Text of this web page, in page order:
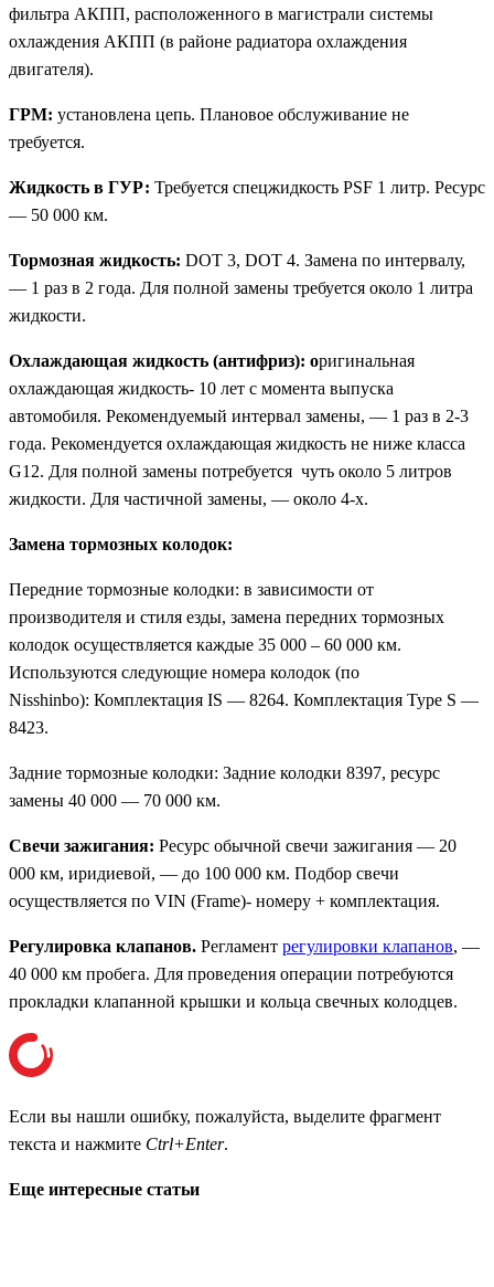
фильтра АКПП, расположенного в магистрали системы
охлаждения АКПП (в районе радиатора охлаждения
двигателя).
ГРМ: установлена цепь. Плановое обслуживание не
требуется.
Жидкость в ГУР: Требуется спецжидкость PSF 1 литр. Ресурс
— 50 000 км.
Тормозная жидкость: DOT 3, DOT 4. Замена по интервалу,
— 1 раз в 2 года. Для полной замены требуется около 1 литра
жидкости.
Охлаждающая жидкость (антифриз): оригинальная
охлаждающая жидкость- 10 лет с момента выпуска
автомобиля. Рекомендуемый интервал замены, — 1 раз в 2-3
года. Рекомендуется охлаждающая жидкость не ниже класса
G12. Для полной замены потребуется чуть около 5 литров
жидкости. Для частичной замены, — около 4-х.
Замена тормозных колодок:
Передние тормозные колодки: в зависимости от
производителя и стиля езды, замена передних тормозных
колодок осуществляется каждые 35 000 – 60 000 км.
Используются следующие номера колодок (по
Nisshinbo): Комплектация IS — 8264. Комплектация Type S —
8423.
Задние тормозные колодки: Задние колодки 8397, ресурс
замены 40 000 — 70 000 км.
Свечи зажигания: Ресурс обычной свечи зажигания — 20
000 км, иридиевой, — до 100 000 км. Подбор свечи
осуществляется по VIN (Frame)- номеру + комплектация.
Регулировка клапанов. Регламент регулировки клапанов, —
40 000 км пробега. Для проведения операции потребуются
прокладки клапанной крышки и кольца свечных колодцев.
Если вы нашли ошибку, пожалуйста, выделите фрагмент
текста и нажмите Ctrl+Enter.
Еще интересные статьи